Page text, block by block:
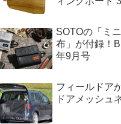
SOTOの「ミ
布」が付録！
年9月号
フィールドア
ドアメッシュ